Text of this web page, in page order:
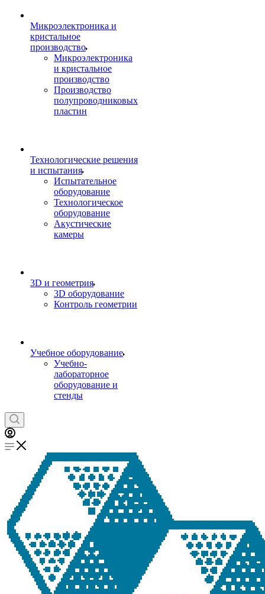
Микроэлектроника и
кристальное
производство
Микроэлектроника
и кристальное
производство
Производство
полупроводниковых
пластин
Технологические решения
и испытания
Испытательное
оборудование
Технологическое
оборудование
Акустические
камеры
3D и геометрия
3D оборудование
Контроль геометрии
Учебное оборудование
Учебно-
лабораторное
оборудование и
стенды